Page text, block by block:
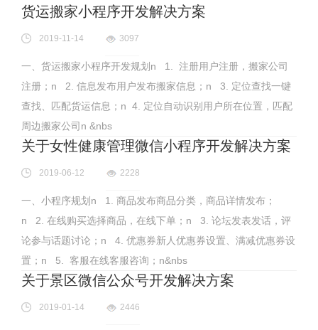
货运搬家小程序开发解决方案
2019-11-14 3097
一、货运搬家小程序开发规划n 1. 注册用户注册，搬家公司
注册；n 2. 信息发布用户发布搬家信息；n 3. 定位查找一键
查找、匹配货运信息；n 4. 定位自动识别用户所在位置，匹配
周边搬家公司n &nbs
关于女性健康管理微信小程序开发解决方案
2019-06-12 2228
一、小程序规划n 1. 商品发布商品分类，商品详情发布；
n 2. 在线购买选择商品，在线下单；n 3. 论坛发表发话，评
论参与话题讨论；n 4. 优惠券新人优惠券设置、满减优惠券设
置；n 5. 客服在线客服咨询；n&nbs
关于景区微信公众号开发解决方案
2019-01-14 2446